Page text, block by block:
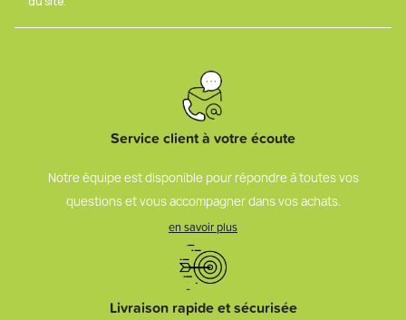
Service client à votre écoute
Notre équipe est disponible pour répondre à toutes vos
questions et vous accompagner dans vos achats.
en savoir plus
Livraison rapide et sécurisée